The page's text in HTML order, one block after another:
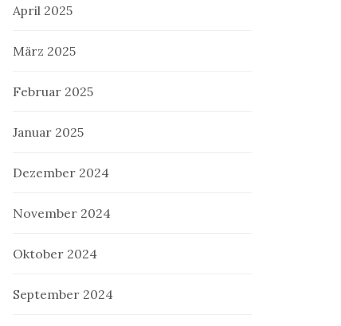
April 2025
März 2025
Februar 2025
Januar 2025
Dezember 2024
November 2024
Oktober 2024
September 2024